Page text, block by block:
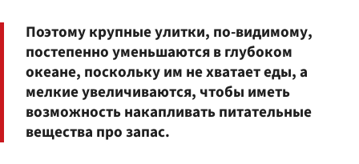
Поэтому крупные улитки, по-видимому,
постепенно уменьшаются в глубоком
океане, поскольку им не хватает еды, а
мелкие увеличиваются, чтобы иметь
возможность накапливать питательные
вещества про запас.